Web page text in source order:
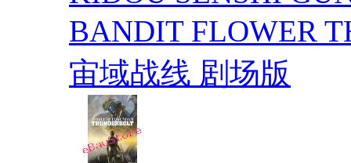
BANDIT FLOWER
宙域战线 剧场版